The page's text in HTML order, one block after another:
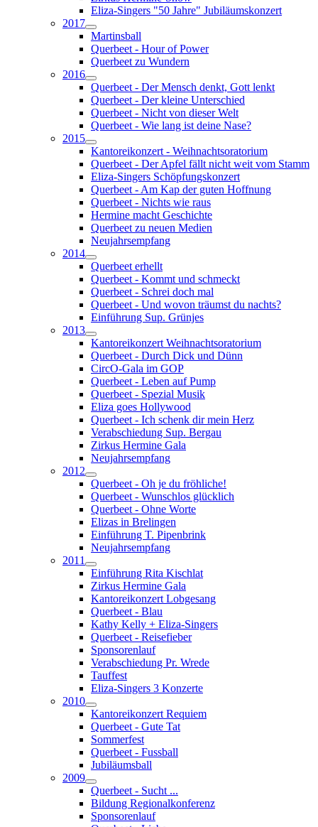
Eliza-Singers "50 Jahre" Jubiläumskonzert
2017
Martinsball
Querbeet - Hour of Power
Querbeet zu Wundern
2016
Querbeet - Der Mensch denkt, Gott lenkt
Querbeet - Der kleine Unterschied
Querbeet - Nicht von dieser Welt
Querbeet - Wie lang ist deine Nase?
2015
Kantoreikonzert - Weihnachtsoratorium
Querbeet - Der Apfel fällt nicht weit vom Stamm
Eliza-Singers Schöpfungskonzert
Querbeet - Am Kap der guten Hoffnung
Querbeet - Nichts wie raus
Hermine macht Geschichte
Querbeet zu neuen Medien
Neujahrsempfang
2014
Querbeet erhellt
Querbeet - Kommt und schmeckt
Querbeet - Schrei doch mal
Querbeet - Und wovon träumst du nachts?
Einführung Sup. Grünjes
2013
Kantoreikonzert Weihnachtsoratorium
Querbeet - Durch Dick und Dünn
CircO-Gala im GOP
Querbeet - Leben auf Pump
Querbeet - Spezial Musik
Eliza goes Hollywood
Querbeet - Ich schenk dir mein Herz
Verabschiedung Sup. Bergau
Zirkus Hermine Gala
Neujahrsempfang
2012
Querbeet - Oh je du fröhliche!
Querbeet - Wunschlos glücklich
Querbeet - Ohne Worte
Elizas in Brelingen
Einführung T. Pipenbrink
Neujahrsempfang
2011
Einführung Rita Kischlat
Zirkus Hermine Gala
Kantoreikonzert Lobgesang
Querbeet - Blau
Kathy Kelly + Eliza-Singers
Querbeet - Reisefieber
Sponsorenlauf
Verabschiedung Pr. Wrede
Tauffest
Eliza-Singers 3 Konzerte
2010
Kantoreikonzert Requiem
Querbeet - Gute Tat
Sommerfest
Querbeet - Fussball
Jubiläumsball
2009
Querbeet - Sucht ...
Bildung Regionalkonferenz
Sponsorenlauf